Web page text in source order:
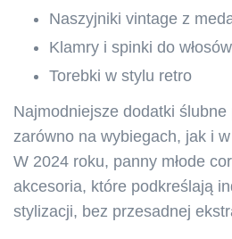
Naszyjniki vintage z
Klamry i spinki do włosów
Torebki w stylu retro
Najmodniejsze dodatki
zarówno na wybiegach, jak i
W 2024 roku, panny młode
akcesoria, które podkreślają
stylizacji, bez przesadnej